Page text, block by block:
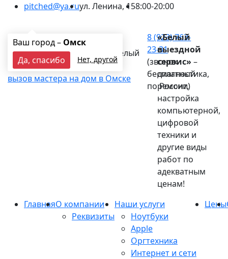
pitched@ya.ruул. Ленина, 158:00-20:00
Ваш город – Омск
Да, спасибо
Нет, другой
Белый
выездной сервис
вызов мастера на дом в Омске
8 (923) 763-
23-31
(звонок
бесплатный
по России)
«Белый
выездной
сервис» –
диагностика,
ремонт,
настройка
компьютерной,
цифровой
техники и
другие виды
работ по
адекватным
ценам!
ГлавнаяО компании
Реквизиты
Наши услуги
Ноутбуки
Apple
Оргтехника
Интернет и сети
Цены